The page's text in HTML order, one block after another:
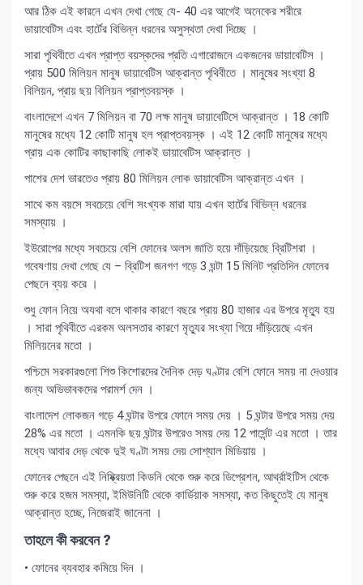
আর ঠিক এই কারনে এখন দেখা গেছে যে- 40 এর আগেই অনেকের শরীরে
ডায়াবেটিস এবং হার্টের বিভিন্ন ধরনের অসুস্থতা দেখা দিচ্ছে ।
সারা পৃথিবীতে এখন প্রাপ্ত বয়স্কদের প্রতি এগারোজনে একজনের ডায়াবেটিস ।
প্রায় 500 মিলিয়ন মানুষ ডায়াবেটিস আক্রান্ত পৃথিবীতে । মানুষের সংখ্যা 8
বিলিয়ন, প্রায় ছয় বিলিয়ন প্রাপ্তবয়স্ক ।
বাংলাদেশে এখন 7 মিলিয়ন বা 70 লক্ষ মানুষ ডায়াবেটিসে আক্রান্ত । 18 কোটি
মানুষের মধ্যে 12 কোটি মানুষ হল প্রাপ্তবয়স্ক । এই 12 কোটি মানুষের মধ্যে
প্রায় এক কোটির কাছাকাছি লোকই ডায়াবেটিস আক্রান্ত ।
পাশের দেশ ভারতেও প্রায় 80 মিলিয়ন লোক ডায়াবেটিস আক্রান্ত এখন ।
সাথে কম বয়সে সবচেয়ে বেশি সংখ্যক মারা যায় এখন হার্টের বিভিন্ন ধরনের
সমস্যায় ।
ইউরোপের মধ্যে সবচেয়ে বেশি ফোনের অলস জাতি হয়ে দাঁড়িয়েছে ব্রিটিশরা ।
গবেষণায় দেখা গেছে যে – ব্রিটিশ জনগণ গড়ে 3 ঘন্টা 15 মিনিট প্রতিদিন ফোনের
পেছনে ব্যয় করে ।
শুধু ফোন নিয়ে অযথা বসে থাকার কারণে বছরে প্রায় 80 হাজার এর উপরে মৃত্যু হয়
। সারা পৃথিবীতে এরকম অলসতার কারণে মৃত্যুর সংখ্যা গিয়ে দাঁড়িয়েছে এখন
মিলিয়নের মতো ।
পশ্চিমে সরকারগুলো শিশু কিশোরদের দৈনিক দেড় ঘণ্টার বেশি ফোনে সময় না দেওয়ার
জন্য অভিভাবকদের পরামর্শ দেন ।
বাংলাদেশ লোকজন গড়ে 4 ঘন্টার উপরে ফোনে সময় দেয় । 5 ঘন্টার উপরে সময় দেয়
28% এর মতো । এমনকি ছয় ঘন্টার উপরেও সময় দেয় 12 পার্সেন্ট এর মতো । তার
মধ্যে আবার দেড় থেকে দুই ঘণ্টা সময় দেয় সোশ্যাল মিডিয়ায় ।
ফোনের পেছনে এই নিষ্ক্রিয়তা কিডনি থেকে শুরু করে ডিপ্রেশন, আর্থ্রাইটিস থেকে
শুরু করে হজম সমস্যা, ইমিউনিটি থেকে কার্ডিয়াক সমস্যা, কত কিছুতেই যে মানুষ
আক্রান্ত হচ্ছে, নিজেরাই জানেনা ।
তাহলে কী করবেন ?
• ফোনের ব্যবহার কমিয়ে দিন ।